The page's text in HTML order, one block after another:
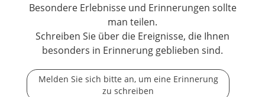
Besondere Erlebnisse und Erinnerungen sollte
man teilen.
Schreiben Sie über die Ereignisse, die Ihnen
besonders in Erinnerung geblieben sind.
Melden Sie sich bitte an, um eine Erinnerung
zu schreiben